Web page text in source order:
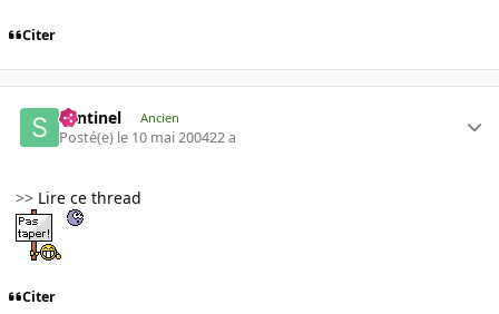
Citer
Sentinel Ancien
Posté(e) le 10 mai 200422 a
>> Lire ce thread
Citer